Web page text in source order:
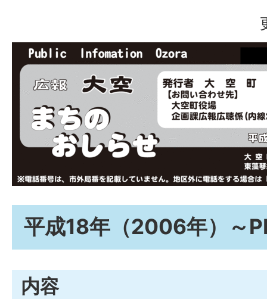
平成18年（2006年）～
内容